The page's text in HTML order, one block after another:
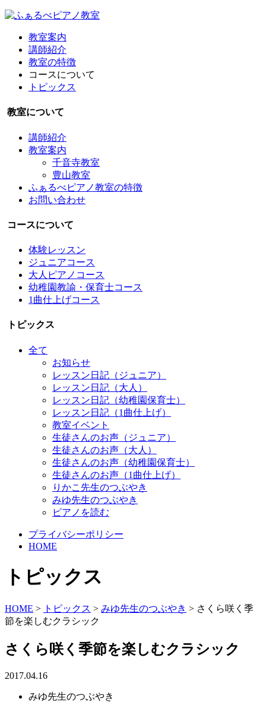
教室案内
講師紹介
教室の特徴
コースについて
トピックス
教室について
講師紹介
教室案内
千音寺教室
豊山教室
ふぁるべピアノ教室の特徴
お問い合わせ
コースについて
体験レッスン
ジュニアコース
大人ピアノコース
幼稚園教諭・保育士コース
1曲仕上げコース
トピックス
全て
お知らせ
レッスン日記（ジュニア）
レッスン日記（大人）
レッスン日記（幼稚園保育士）
レッスン日記（1曲仕上げ）
教室イベント
生徒さんのお声（ジュニア）
生徒さんのお声（大人）
生徒さんのお声（幼稚園保育士）
生徒さんのお声（1曲仕上げ）
りかこ先生のつぶやき
みゆ先生のつぶやき
ピアノを読む
プライバシーポリシー
HOME
トピックス
HOME > トピックス > みゆ先生のつぶやき > さくら咲く季
節を楽しむクラシック
さくら咲く季節を楽しむクラシック
2017.04.16
みゆ先生のつぶやき